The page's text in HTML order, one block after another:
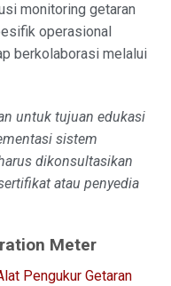
monitoring getaran
operasional
berkolaborasi melalui
untuk tujuan edukasi
sistem
dikonsultasikan
atau penyedia
Meter